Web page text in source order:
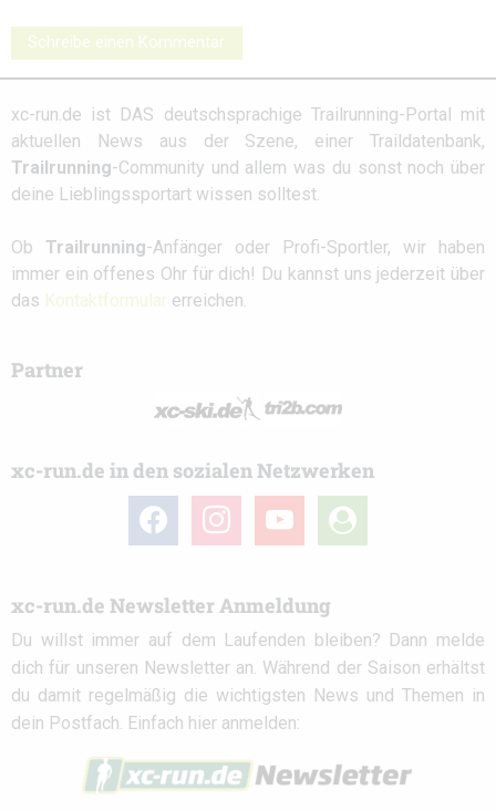
Schreibe einen Kommentar
xc-run.de ist DAS deutschsprachige Trailrunning-Portal mit
aktuellen News aus der Szene, einer Traildatenbank,
Trailrunning-Community und allem was du sonst noch über
deine Lieblingssportart wissen solltest.
Ob Trailrunning-Anfänger oder Profi-Sportler, wir haben
immer ein offenes Ohr für dich! Du kannst uns jederzeit über
das Kontaktformular erreichen.
Partner
xc-run.de in den sozialen Netzwerken
facebook instagramyoutube
user-
circle
xc-run.de Newsletter Anmeldung
Du willst immer auf dem Laufenden bleiben? Dann melde
dich für unseren Newsletter an. Während der Saison erhältst
du damit regelmäßig die wichtigsten News und Themen in
dein Postfach. Einfach hier anmelden: